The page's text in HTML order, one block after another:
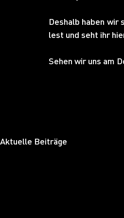
Deshalb haben wir
lest und seht ihr
Sehen wir uns am
Aktuelle Beiträge